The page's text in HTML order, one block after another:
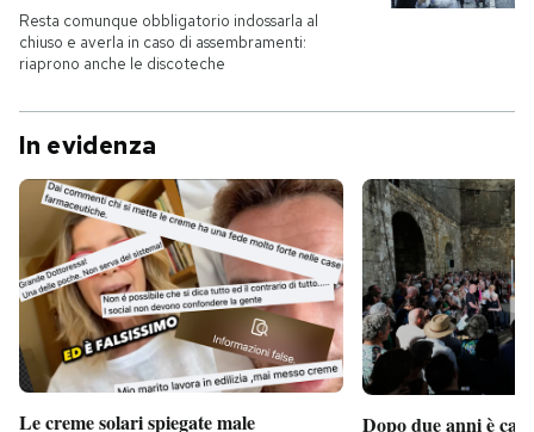
Resta comunque obbligatorio indossarla al
chiuso e averla in caso di assembramenti:
riaprono anche le discoteche
In evidenza
Le creme solari spiegate male
Dopo due anni è